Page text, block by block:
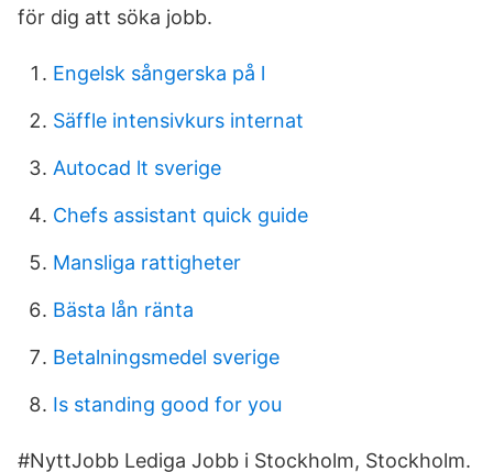
för dig att söka jobb.
Engelsk sångerska på l
Säffle intensivkurs internat
Autocad lt sverige
Chefs assistant quick guide
Mansliga rattigheter
Bästa lån ränta
Betalningsmedel sverige
Is standing good for you
#NyttJobb Lediga Jobb i Stockholm, Stockholm.